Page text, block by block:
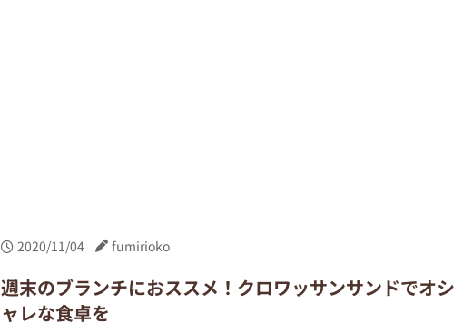
2020/11/04 fumirioko
週末のブランチにおススメ！クロワッサンサンドでオシ
ャレな食卓を